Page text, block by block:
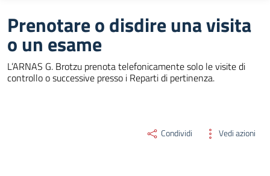
Prenotare o disdire una visita
o un esame
L’ARNAS G. Brotzu prenota telefonicamente solo le visite di
controllo o successive presso i Reparti di pertinenza.
Condividi Vedi azioni